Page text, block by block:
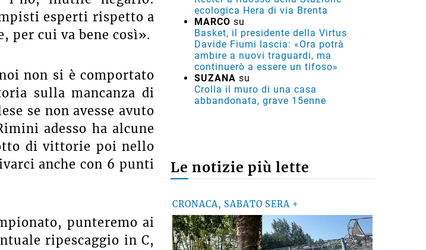
esperti rispetto a
per cui va bene così».
non si è comportato
sulla mancanza di
se non avesse avuto
adesso ha alcune
di vittorie poi nello
anche con 6 punti
punteremo ai
ripescaggio in C,
ecologica Hera di via Brenta
MARCO su
Basket, il presidente della Virtus
Davide Fiumi lascia: «Ora potrà
ambire a nuovi traguardi, ma
continuerò a essere un tifoso»
SUZANA su
Crolla il muro di una casa
abbandonata, grave 15enne
Le notizie più lette
CRONACA, SABATO SERA +